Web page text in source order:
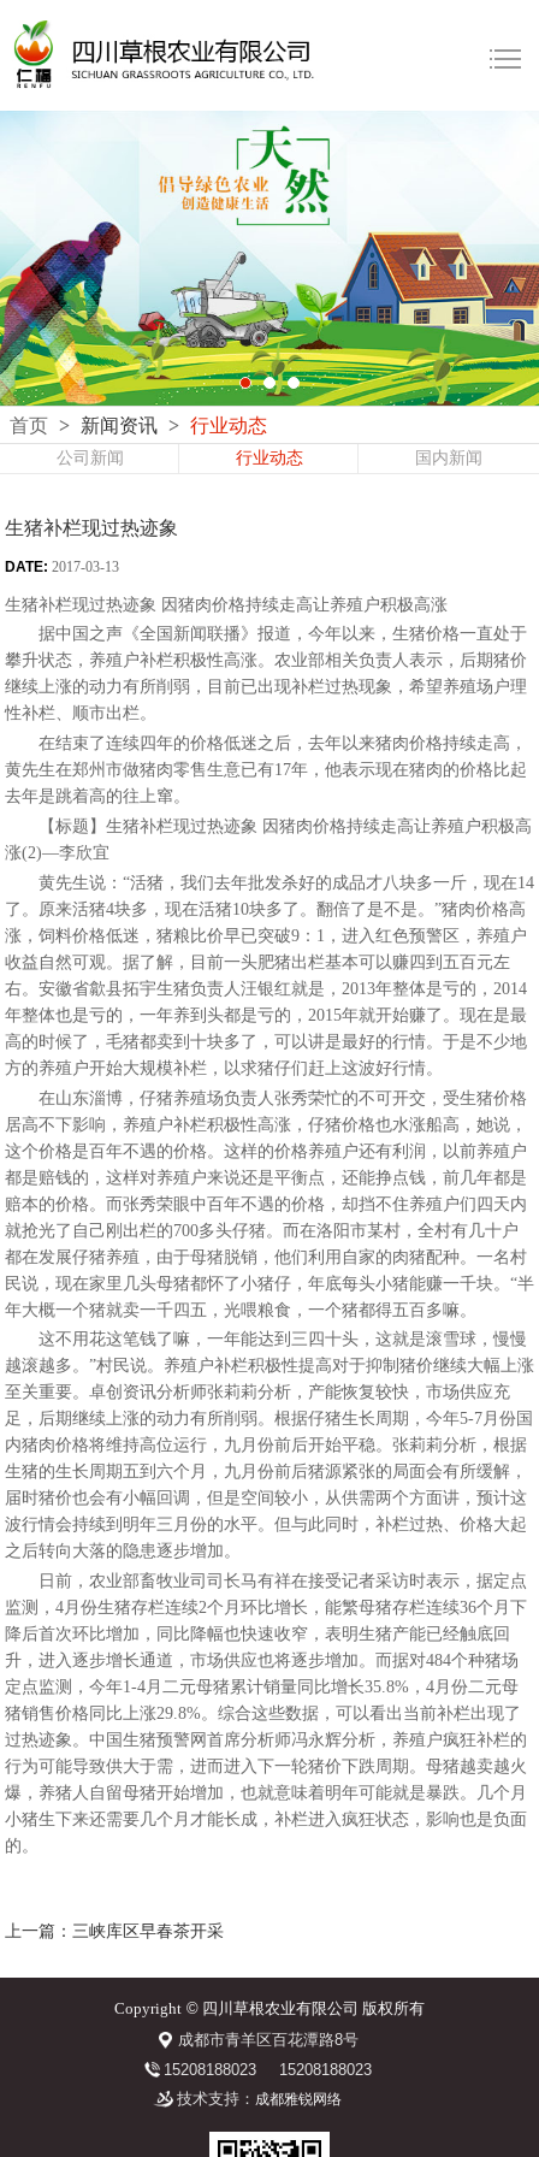
首页 > 新闻资讯 > 行业动态
公司新闻 行业动态 国内新闻
生猪补栏现过热迹象
DATE: 2017-03-13
生猪补栏现过热迹象 因猪肉价格持续走高让养殖户积极高涨
据中国之声《全国新闻联播》报道，今年以来，生猪价格一直处于
攀升状态，养殖户补栏积极性高涨。农业部相关负责人表示，后期猪价
继续上涨的动力有所削弱，目前已出现补栏过热现象，希望养殖场户理
性补栏、顺市出栏。
在结束了连续四年的价格低迷之后，去年以来猪肉价格持续走高，
黄先生在郑州市做猪肉零售生意已有17年，他表示现在猪肉的价格比起
去年是跳着高的往上窜。
【标题】生猪补栏现过热迹象 因猪肉价格持续走高让养殖户积极高
涨(2)—李欣宜
黄先生说：“活猪，我们去年批发杀好的成品才八块多一斤，现在14
了。原来活猪4块多，现在活猪10块多了。翻倍了是不是。”猪肉价格高
涨，饲料价格低迷，猪粮比价早已突破9：1，进入红色预警区，养殖户
收益自然可观。据了解，目前一头肥猪出栏基本可以赚四到五百元左
右。安徽省歙县拓宇生猪负责人汪银红就是，2013年整体是亏的，2014
年整体也是亏的，一年养到头都是亏的，2015年就开始赚了。现在是最
高的时候了，毛猪都卖到十块多了，可以讲是最好的行情。于是不少地
方的养殖户开始大规模补栏，以求猪仔们赶上这波好行情。
在山东淄博，仔猪养殖场负责人张秀荣忙的不可开交，受生猪价格
居高不下影响，养殖户补栏积极性高涨，仔猪价格也水涨船高，她说，
这个价格是百年不遇的价格。这样的价格养殖户还有利润，以前养殖户
都是赔钱的，这样对养殖户来说还是平衡点，还能挣点钱，前几年都是
赔本的价格。而张秀荣眼中百年不遇的价格，却挡不住养殖户们四天内
就抢光了自己刚出栏的700多头仔猪。而在洛阳市某村，全村有几十户
都在发展仔猪养殖，由于母猪脱销，他们利用自家的肉猪配种。一名村
民说，现在家里几头母猪都怀了小猪仔，年底每头小猪能赚一千块。“半
年大概一个猪就卖一千四五，光喂粮食，一个猪都得五百多嘛。
这不用花这笔钱了嘛，一年能达到三四十头，这就是滚雪球，慢慢
越滚越多。”村民说。养殖户补栏积极性提高对于抑制猪价继续大幅上涨
至关重要。卓创资讯分析师张莉莉分析，产能恢复较快，市场供应充
足，后期继续上涨的动力有所削弱。根据仔猪生长周期，今年5-7月份国
内猪肉价格将维持高位运行，九月份前后开始平稳。张莉莉分析，根据
生猪的生长周期五到六个月，九月份前后猪源紧张的局面会有所缓解，
届时猪价也会有小幅回调，但是空间较小，从供需两个方面讲，预计这
波行情会持续到明年三月份的水平。但与此同时，补栏过热、价格大起
之后转向大落的隐患逐步增加。
日前，农业部畜牧业司司长马有祥在接受记者采访时表示，据定点
监测，4月份生猪存栏连续2个月环比增长，能繁母猪存栏连续36个月下
降后首次环比增加，同比降幅也快速收窄，表明生猪产能已经触底回
升，进入逐步增长通道，市场供应也将逐步增加。而据对484个种猪场
定点监测，今年1-4月二元母猪累计销量同比增长35.8%，4月份二元母
猪销售价格同比上涨29.8%。综合这些数据，可以看出当前补栏出现了
过热迹象。中国生猪预警网首席分析师冯永辉分析，养殖户疯狂补栏的
行为可能导致供大于需，进而进入下一轮猪价下跌周期。母猪越卖越火
爆，养猪人自留母猪开始增加，也就意味着明年可能就是暴跌。几个月
小猪生下来还需要几个月才能长成，补栏进入疯狂状态，影响也是负面
的。
上一篇：三峡库区早春茶开采
Copyright © 四川草根农业有限公司 版权所有
成都市青羊区百花潭路8号
15208188023
15208188023
技术支持： 成都雅锐网络